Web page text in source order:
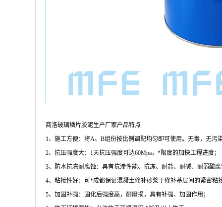
商洛玻璃鳞片胶泥生产厂家产品特点
1、施工方便：将A、B组份按比例调配均匀即可使用。无毒，无污
2、抗压强度大：1天抗压强度可达60Mpa，*限度的加快工程进度；
3、防水抗冻耐腐蚀：具有抗渗性能、抗冻、耐盐、耐碱、耐弱酸
4、粘接性好：可*成都保证混凝土修补砂浆于修补基层间的紧密粘
5、加固补强：固化后强度高，耐磨损，具有补强、加固作用；